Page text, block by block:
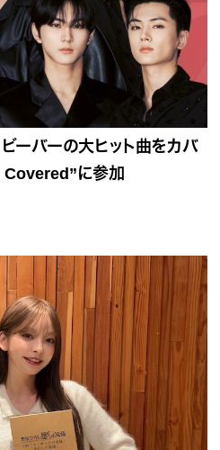
ビーバーの大ヒット曲をカバ
に参加